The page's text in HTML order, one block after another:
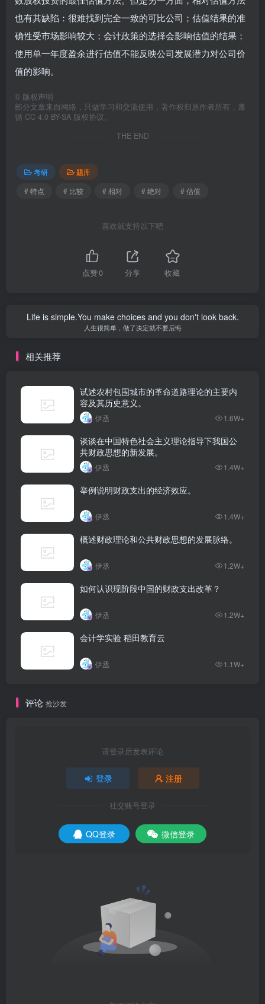
也有其缺陷：很难找到完全一致的可比公司；估值结果的准
确性受市场影响较大；会计政策的选择会影响估值的结果；
使用单一年度盈余进行估值不能反映公司发展潜力对公司价
值的影响。
© 版权声明
部分文章来自网络，只做学习和交流使用，著作权归原作者所有，遵
循 CC 4.0 BY-SA 版权协议。
THE END
考研
题库
# 特点
# 比较 # 相对 # 绝对 # 估值
喜欢就支持以下吧
点赞0 分享 收藏
Life is simple.You make choices and you don't look back.
人生很简单，做了决定就不要后悔
相关推荐
试述农村包围城市的革命道路理论的主要内
容及其历史意义。
伊丞 1.6W+
谈谈在中国特色社会主义理论指导下我国公
共财政思想的新发展。
伊丞 1.4W+
举例说明财政支出的经济效应。
伊丞 1.4W+
概述财政理论和公共财政思想的发展脉络。
伊丞 1.2W+
如何认识现阶段中国的财政支出改革？
伊丞 1.2W+
会计学实验 稻田教育云
伊丞 1.1W+
评论 抢沙发
请登录后发表评论
登录 注册
社交账号登录
QQ登录 微信登录